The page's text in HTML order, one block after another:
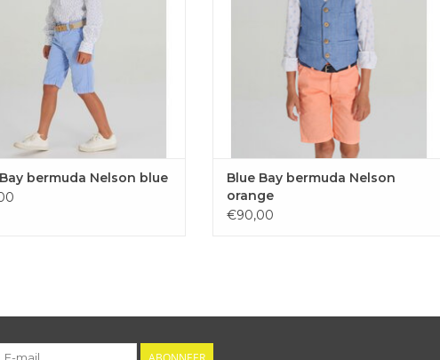
bermuda Nelson blue
Blue Bay bermuda Nelson
orange
€90,00